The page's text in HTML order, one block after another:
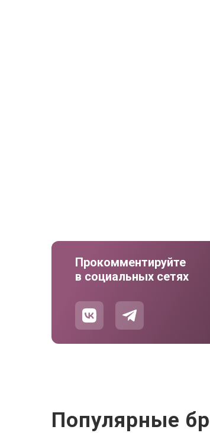
Прокомментируйте
в социальных сетях
Популярные